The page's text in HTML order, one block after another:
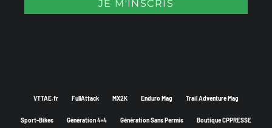
VTTAE.fr FullAttack MX2K Enduro Mag Trail Adventure Mag
Sport-Bikes Génération 4×4 Génération Sans Permis Boutique CPPRESSE